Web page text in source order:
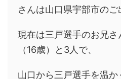
さんは山口県宇部市のご
現在は三戸選手のお兄
（16歳）と3人で、
山口から三戸選手を温